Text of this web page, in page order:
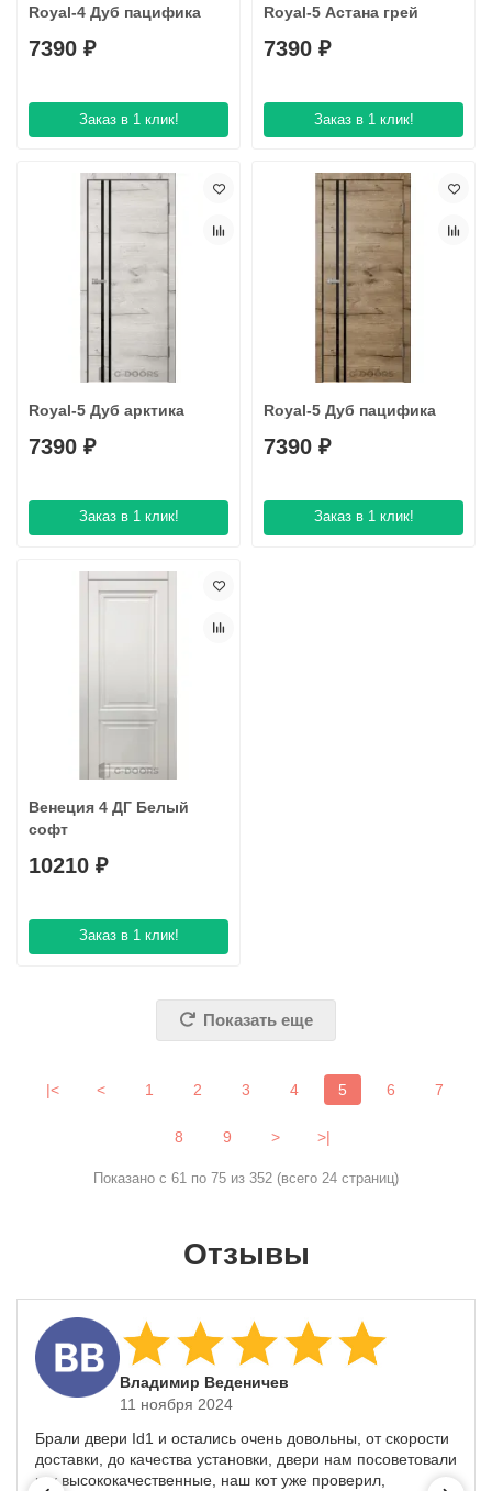
Royal-4 Дуб пацифика
7390 ₽
Заказ в 1 клик!
Royal-5 Астана грей
7390 ₽
Заказ в 1 клик!
Royal-5 Дуб арктика
7390 ₽
Заказ в 1 клик!
Royal-5 Дуб пацифика
7390 ₽
Заказ в 1 клик!
Венеция 4 ДГ Белый
софт
10210 ₽
Заказ в 1 клик!
Показать еще
|< < 1 2 3 4 5 6 7
8 9 > >|
Показано с 61 по 75 из 352 (всего 24 страниц)
Отзывы
​Владимир Веденичев
11 ноября 2024
Брали двери Id1 и остались очень довольны, от скорости
доставки, до качества установки, двери нам посоветовали
как высококачественные, наш кот уже проверил,